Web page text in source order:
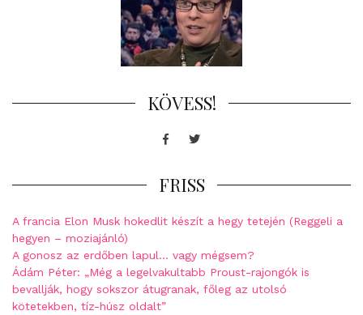
KÖVESS!
FacebookTwitter
FRISS
A francia Elon Musk hokedlit készít a hegy tetején (Reggeli a
hegyen – moziajánló)
A gonosz az erdőben lapul… vagy mégsem?
Ádám Péter: „Még a legelvakultabb Proust-rajongók is
bevallják, hogy sokszor átugranak, főleg az utolsó
kötetekben, tíz-húsz oldalt”